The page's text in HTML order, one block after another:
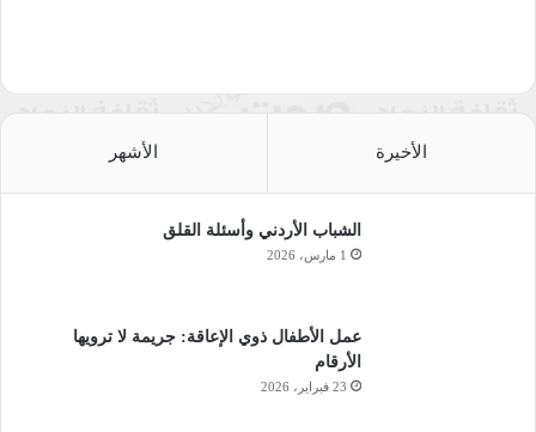
الأخيرة الأشهر
الشباب الأردني وأسئلة القلق
1 مارس، 2026
عمل الأطفال ذوي الإعاقة: جريمة لا ترويها
الأرقام
23 فبراير، 2026